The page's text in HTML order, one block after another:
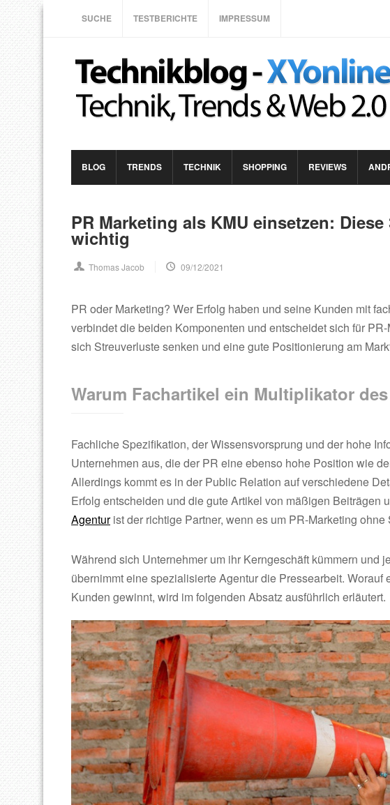
SUCHE TESTBERICHTE IMPRESSUM
BLOG TRENDS TECHNIK SHOPPING REVIEWS
PR Marketing als KMU einsetzen:
wichtig
Thomas Jacob 09/12/2021
PR oder Marketing? Wer Erfolg haben und seine Kunden mit
verbindet die beiden Komponenten und entscheidet sich für
sich Streuverluste senken und eine gute Positionierung am
Warum Fachartikel ein Multiplikator
Fachliche Spezifikation, der Wissensvorsprung und der hohe
Unternehmen aus, die der PR eine ebenso hohe Position wie
Allerdings kommt es in der Public Relation auf verschiedene
Erfolg entscheiden und die gute Artikel von mäßigen Beiträgen
Agenturist der richtige Partner, wenn es um PR-Marketing ohne
Während sich Unternehmer um ihr Kerngeschäft kümmern und
übernimmt eine spezialisierte Agentur die Pressearbeit.
Kunden gewinnt, wird im folgenden Absatz ausführlich erläutert.